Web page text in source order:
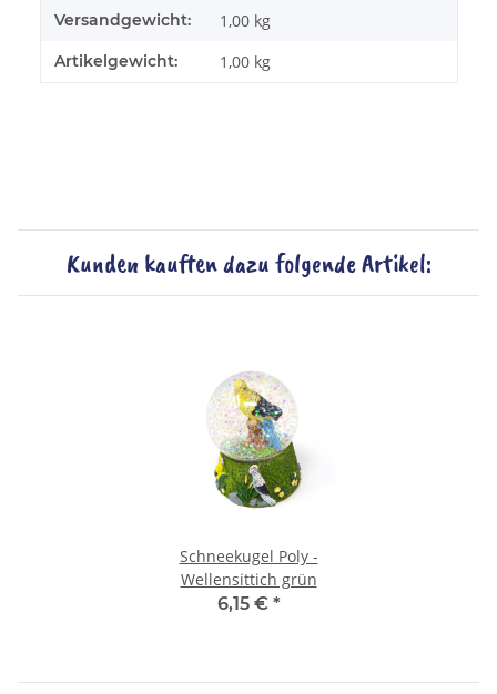
Versandgewicht: 1,00 kg
Artikelgewicht: 1,00 kg
Kunden kauften dazu folgende Artikel:
Schneekugel Poly -
Wellensittich grün
6,15 € *